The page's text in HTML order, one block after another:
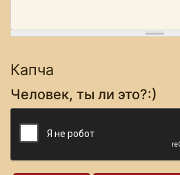
Капча
Человек, ты ли это?:)